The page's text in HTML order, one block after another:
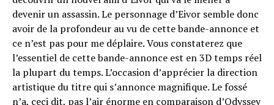
devenir un assassin. Le personnage d’Eivor semble donc
avoir de la profondeur au vu de cette bande-annonce et
ce n’est pas pour me déplaire. Vous constaterez que
l’essentiel de cette bande-annonce est en 3D temps réel
la plupart du temps. L’occasion d’apprécier la direction
artistique du titre qui s’annonce magnifique. Le fossé
n’a, ceci dit, pas l’air énorme en comparaison d’Odyssey